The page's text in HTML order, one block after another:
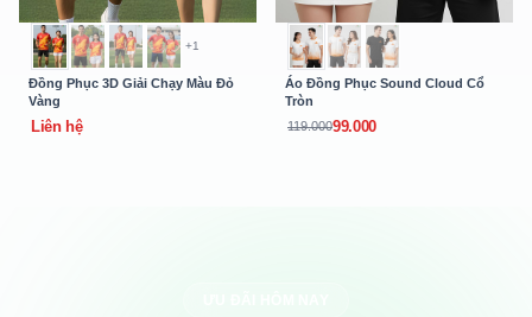
+1
Đồng Phục 3D Giải Chạy Màu Đỏ
Vàng
Liên hệ
Áo Đồng Phục Sound Cloud Cổ
Tròn
119.00099.000